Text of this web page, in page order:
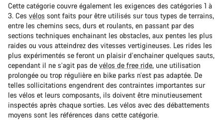
Cette catégorie couvre également les exigences des catégories 1 à
3. Ces vélos sont faits pour être utilisés sur tous types de terrains,
entre les chemins secs, durs et roulants, en passant par des
sections techniques enchainant les obstacles, aux pentes les plus
raides ou vous atteindrez des vitesses vertigineuses. Les rides les
plus expérimentés se feront un plaisir d’enchainer quelques sauts,
cependant il ne s’agit pas de vélos de free ride, une utilisation
prolongée ou trop régulière en bike parks n’est pas adaptée. De
telles sollicitations engendrent des contraintes importantes sur
les vélos et leurs composants, ils doivent être minutieusement
inspectés après chaque sorties. Les vélos avec des débattements
moyens sont les références dans cette catégorie.